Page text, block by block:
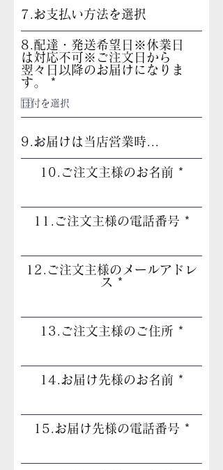
8.配達・発送希望日※休業日
は対応不可※ご注文日から
翌々日以降のお届けになりま
す。
*
q
u
r
e
10.ご注文主様のお名前
11.ご注文主様の電話番号
12.ご注文主様のメールアドレ
ス
13.ご注文主様のご住所
14.お届け先様のお名前
15.お届け先様の電話番号